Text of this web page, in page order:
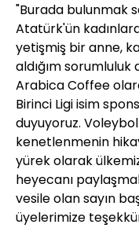
"Burada bulunmak
Atatürk'ün
yetişmiş bir anne,
aldığım sorumluluk
Arabica Coffee
Birinci Ligi isim
duyuyoruz.
kenetlenmenin
yürek olarak
heyecanı
vesile olan sayın
üyelerimize